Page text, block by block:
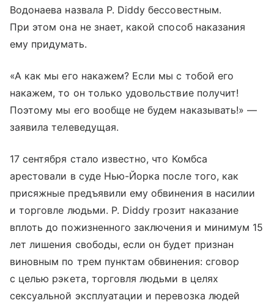
Водонаева назвала P. Diddy бессовестным.
При этом она не знает, какой способ наказания
ему придумать.
«А как мы его накажем? Если мы с тобой его
накажем, то он только удовольствие получит!
Поэтому мы его вообще не будем наказывать!» —
заявила телеведущая.
17 сентября стало известно, что Комбса
арестовали в суде Нью-Йорка после того, как
присяжные предъявили ему обвинения в насилии
и торговле людьми. P. Diddy грозит наказание
вплоть до пожизненного заключения и минимум 15
лет лишения свободы, если он будет признан
виновным по трем пунктам обвинения: сговор
с целью рэкета, торговля людьми в целях
сексуальной эксплуатации и перевозка людей